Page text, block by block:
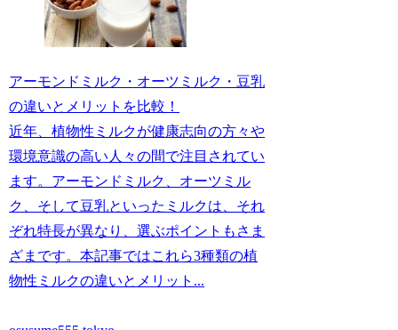
アーモンドミルク・オーツミルク・豆乳
の違いとメリットを比較！
近年、植物性ミルクが健康志向の方々や
環境意識の高い人々の間で注目されてい
ます。アーモンドミルク、オーツミル
ク、そして豆乳といったミルクは、それ
ぞれ特長が異なり、選ぶポイントもさま
ざまです。本記事ではこれら3種類の植
物性ミルクの違いとメリット...